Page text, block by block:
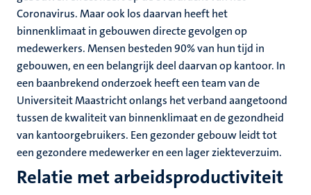
Coronavirus. Maar ook los daarvan heeft het
binnenklimaat in gebouwen directe gevolgen op
medewerkers. Mensen besteden 90% van hun tijd in
gebouwen, en een belangrijk deel daarvan op kantoor. In
een baanbrekend onderzoek heeft een team van de
Universiteit Maastricht onlangs het verband aangetoond
tussen de kwaliteit van binnenklimaat en de gezondheid
van kantoorgebruikers. Een gezonder gebouw leidt tot
een gezondere medewerker en een lager ziekteverzuim.
Relatie met arbeidsproductiviteit